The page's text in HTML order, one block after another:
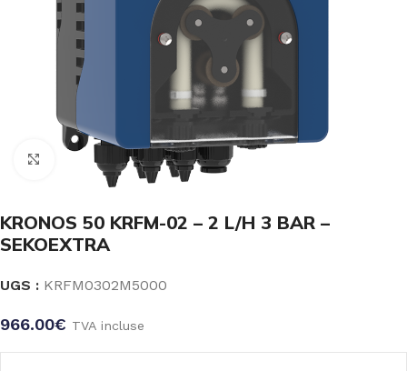
Click to enlarge
KRONOS 50 KRFM-02 – 2 L/H 3 BAR –
SEKOEXTRA
UGS : KRFM0302M5000
966.00€ TVA incluse